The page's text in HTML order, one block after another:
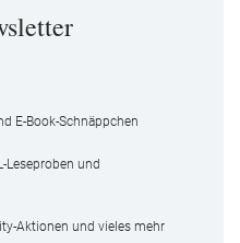
E-Book-Schnäppchen
Leseproben und
Aktionen und vieles mehr